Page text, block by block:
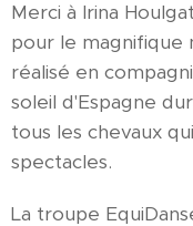
Merci à Irina
pour le magnifique
réalisé en
soleil d'Espagne
tous les chevaux
spectacles.
La troupe